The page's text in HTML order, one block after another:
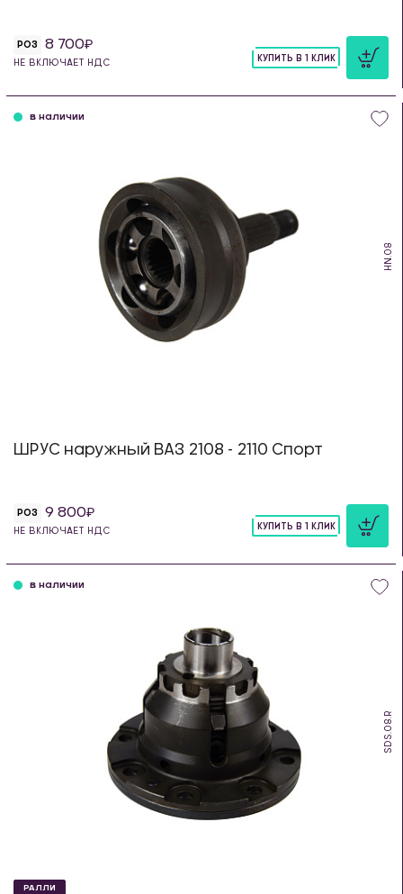
РОЗ 8 700
НЕ ВКЛЮЧАЕТ НДС
КУПИТЬ В 1 КЛИК
HN.08
в наличии
ШРУС наружный ВАЗ 2108 - 2110 Спорт
РОЗ 9 800
НЕ ВКЛЮЧАЕТ НДС
КУПИТЬ В 1 КЛИК
SDS.08.R
в наличии
РАЛЛИ